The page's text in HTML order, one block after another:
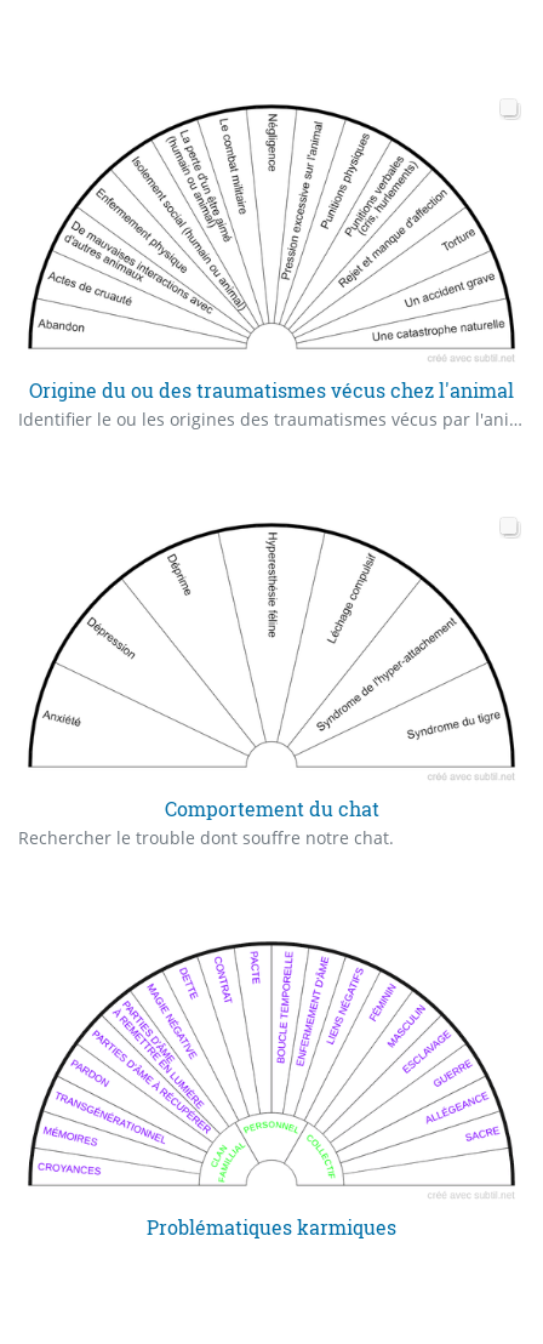
Origine du ou des traumatismes vécus chez l'animal
Identifier le ou les origines des traumatismes vécus par l'animal dans son passé.
Comportement du chat
Rechercher le trouble dont souffre notre chat.
Problématiques karmiques